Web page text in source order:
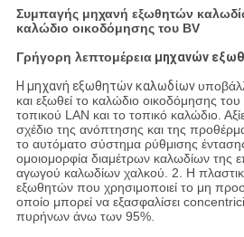
Συμπαγής μηχανή εξωθητών
καλώδιο οικοδόμησης του BV
Γρήγορη λεπτομέρειαμηχανών
Η μηχανή εξωθητών καλωδίων
και εξωθεί το καλώδιο οικοδόμησης
τοπικού LAN και το τοπικό καλώδιο.
σχέδιο της ανόπτησης και της
το αυτόματο σύστημα ρύθμισης
ομοιομορφία διαμέτρων καλωδίων της
αγωγού καλωδίων χαλκού. 2. Η
εξωθητών που χρησιμοποιεί το μη
οποίο μπορεί να εξασφαλίσει
πυρήνων άνω των 95%.